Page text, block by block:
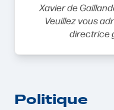
Xavier de
Veuillez vous
directrice
Politique